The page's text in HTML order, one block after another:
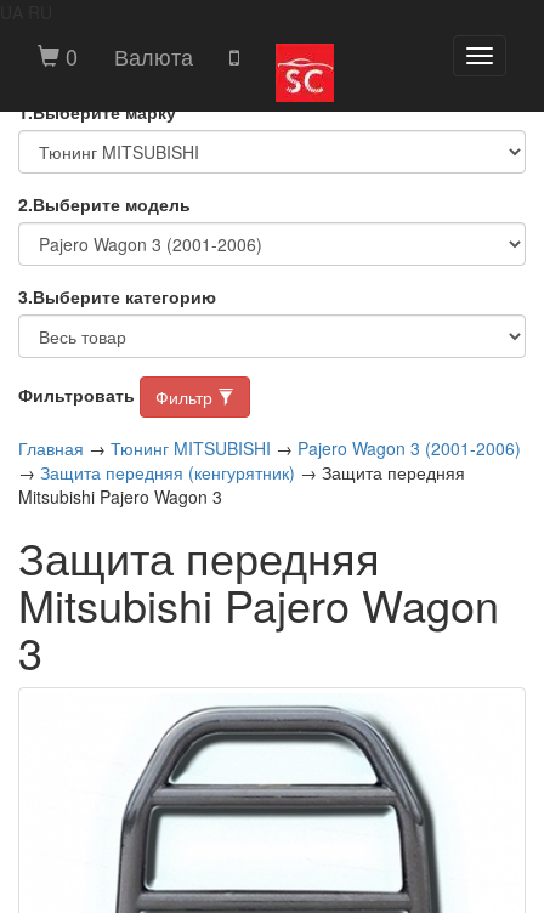
Toggle
0 Валюта
ВЫБЕРИТЕ МАРКУ И МОДЕЛЬ
АВТОМОБИЛЯ
1.Выберите марку
2.Выберите модель
3.Выберите категорию
Фильтровать Фильтр
Главная → Тюнинг MITSUBISHI → Pajero Wagon 3 (2001-2006)
→ Защита передняя (кенгурятник) → Защита передняя
Mitsubishi Pajero Wagon 3
Защита передняя
Mitsubishi Pajero Wagon
3